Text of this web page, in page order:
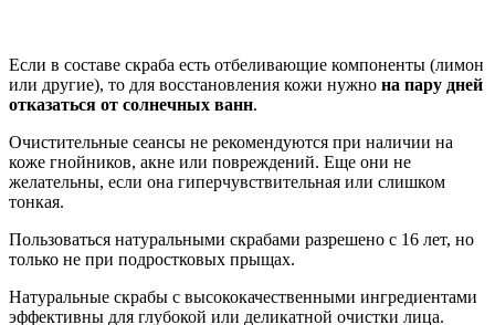
Если в составе скраба есть отбеливающие компоненты (лимон
или другие), то для восстановления кожи нужно на пару дней
отказаться от солнечных ванн.
Очистительные сеансы не рекомендуются при наличии на
коже гнойников, акне или повреждений. Еще они не
желательны, если она гиперчувствительная или слишком
тонкая.
Пользоваться натуральными скрабами разрешено с 16 лет, но
только не при подростковых прыщах.
Натуральные скрабы с высококачественными ингредиентами
эффективны для глубокой или деликатной очистки лица.